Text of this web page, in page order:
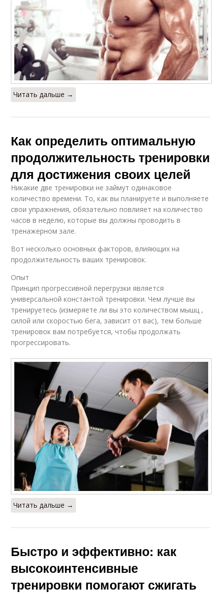
Читать дальше →
Как определить оптимальную
продолжительность тренировки
для достижения своих целей
Никакие две тренировки не займут одинаковое
количество времени. То, как вы планируете и выполняете
свои упражнения, обязательно повлияет на количество
часов в неделю, которые вы должны проводить в
тренажерном зале.
Вот несколько основных факторов, влияющих на
продолжительность ваших тренировок.
Опыт
Принцип прогрессивной перегрузки является
универсальной константой тренировки. Чем лучше вы
тренируетесь (измеряете ли вы это количеством мышц ,
силой или скоростью бега, зависит от вас), тем больше
тренировок вам потребуется, чтобы продолжать
прогрессировать.
Читать дальше →
Быстро и эффективно: как
высокоинтенсивные
тренировки помогают сжигать